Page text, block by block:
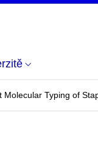
Typing of